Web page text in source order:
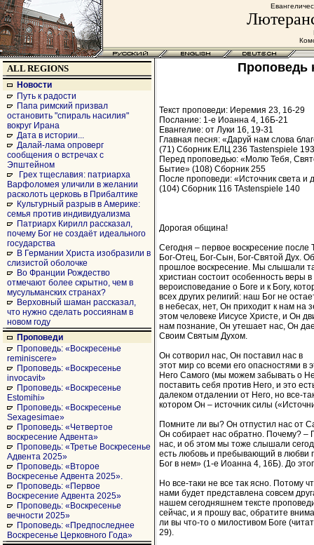
ALL REGIONS
Новости
Путь к радости
Папа римский призвал
остановить "спираль насилия"
вокруг Ирана
Дата в истории...
Далай-лама опроверг
сообщения о встречах с
Эпштейном
Грех тщеславия: патриарха
Варфоломея уличили в желании
расколоть церковь в Прибалтике
Культурный разрыв в Америке:
семья против индивидуализма
Патриарх Кирилл рассказал,
почему Бог не создаёт идеального
государства
В Германии Христа изобразили в
слизистой оболочке
Во Франции Рождество
отмечают более скрытно, чем в
мусульманских странах?
Верховный шаман рассказал,
что нужно сделать россиянам в
новом году
Проповеди
Проповедь: «Воскресенье
reminiscere»
Проповедь: «Воскресенье
invocavit»
Проповедь: «Воскресенье
Estomihi»
Проповедь: «Воскресенье
Sexagesimae»
Проповедь: «Четвертое
воскресение Адвента»
Проповедь: «Третье Воскресенье
Адвента 2025»
Проповедь: «Второе
Воскресенье Адвента 2025».
Проповедь: «Первое
Воскресение Адвента 2025»
Проповедь: «Воскресенье
вечности 2025»
Проповедь: «Предпоследнее
Воскресенье Церковного Года»
Проповедь
Текст проповеди: Иеремия 23, 16-29
Послание: 1-е Иоанна 4, 16Б-21
Евангелие: от Луки 16, 19-31
Главная песня: «Даруй нам слова
(71) Cборник ЕЛЦ 236 Tastenspiele 193
Перед проповедью: «Молю Тебя,
Бытие» (108) Сборник 255
После проповеди: «Источник света и
(104) Сборник 116 TAstenspiele 140
Дорогая община!
Сегодня – первое воскресение после
Бог-Отец, Бог-Сын, Бог-Святой Дух.
прошлое воскресение. Мы слышали
христиан состоит особенность веры
вероисповедание о Боге и к Богу,
всех других религий: наш Бог не
в небесах, нет, Он приходит к нам
этом человеке Иисусе Христе, и Он
нам познание, Он утешает нас, Он
Своим Святым Духом.
Он сотворил нас, Он поставил нас в
этот мир со всеми его опасностями в
Него Самого (мы можем забывать о
поставить себя против Него, и это
далеком отдалении от Него, но все-
котором Он – источник силы
Помните ли вы? Он отпустил нас от
Он собирает нас обратно. Почему? –
нас, и об этом мы тоже слышали
есть любовь и пребывающий в любви
Бог в нем» (1-е Иоанна 4, 16Б). До
Но все-таки не все так ясно. Потому
нами будет представлена совсем
нашем сегодняшнем тексте
сейчас, и я прошу вас, обратите
ли вы что-то о милостивом Боге
29).